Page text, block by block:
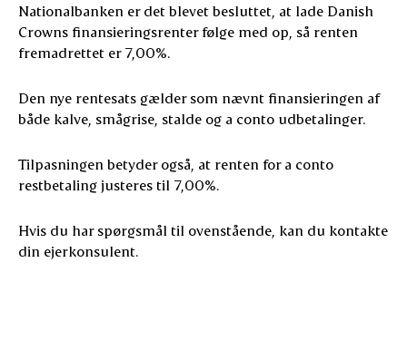
Nationalbanken er det blevet besluttet, at lade Danish
Crowns finansieringsrenter følge med op, så renten
fremadrettet er 7,00%.
Den nye rentesats gælder som nævnt finansieringen af
både kalve, smågrise, stalde og a conto udbetalinger.
Tilpasningen betyder også, at renten for a conto
restbetaling justeres til 7,00%.
Hvis du har spørgsmål til ovenstående, kan du kontakte
din ejerkonsulent.